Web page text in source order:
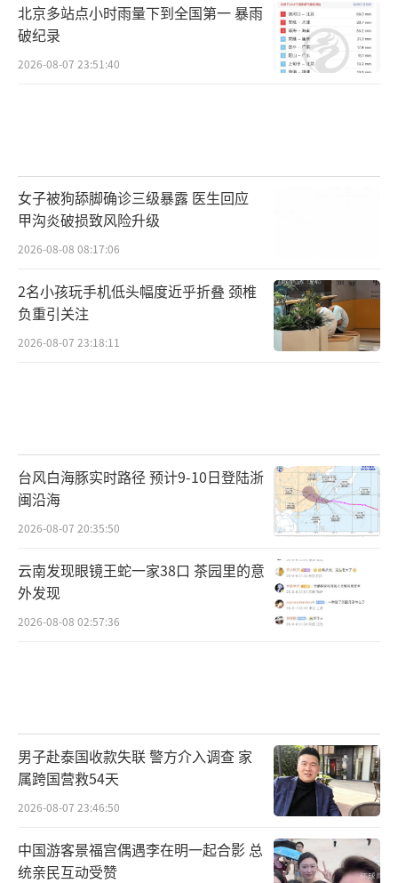
北京多站点小时雨量下到全国第一 暴雨
破纪录
2026-08-07 23:51:40
女子被狗舔脚确诊三级暴露 医生回应
甲沟炎破损致风险升级
2026-08-08 08:17:06
2名小孩玩手机低头幅度近乎折叠 颈椎
负重引关注
2026-08-07 23:18:11
台风白海豚实时路径 预计9-10日登陆浙
闽沿海
2026-08-07 20:35:50
云南发现眼镜王蛇一家38口 茶园里的意
外发现
2026-08-08 02:57:36
男子赴泰国收款失联 警方介入调查 家
属跨国营救54天
2026-08-07 23:46:50
中国游客景福宫偶遇李在明一起合影 总
统亲民互动受赞